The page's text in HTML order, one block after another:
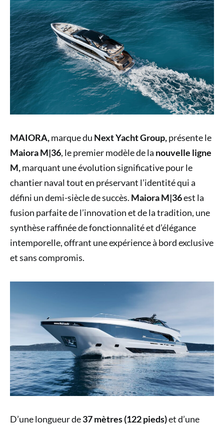
MAIORA,marque du Next Yacht Group,présente le
Maiora M|36, le premier modèle de la nouvelle ligne
M,marquant une évolution significative pour le
chantier naval tout en préservant l’identité qui a
défini un demi-siècle de succès. Maiora M|36est la
fusion parfaite de l’innovation et de la tradition, une
synthèse raffinée de fonctionnalité et d’élégance
intemporelle, offrant une expérience à bord exclusive
et sans compromis.
D’une longueur de37 mètres (122 pieds)et d’une